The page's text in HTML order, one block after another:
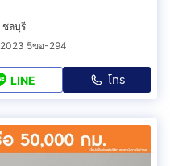
ชลบุรี
2023 5ขอ-294
LINE โทร